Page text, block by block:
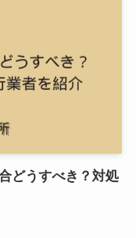
どうすべき？対処